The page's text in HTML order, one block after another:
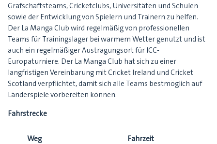
Grafschaftsteams, Cricketclubs, Universitäten und Schulen
sowie der Entwicklung von Spielern und Trainern zu helfen.
Der La Manga Club wird regelmäßig von professionellen
Teams für Trainingslager bei warmem Wetter genutzt und ist
auch ein regelmäßiger Austragungsort für ICC-
Europaturniere. Der La Manga Club hat sich zu einer
langfristigen Vereinbarung mit Cricket Ireland und Cricket
Scotland verpflichtet, damit sich alle Teams bestmöglich auf
Länderspiele vorbereiten können.
Fahrstrecke
Weg Fahrzeit